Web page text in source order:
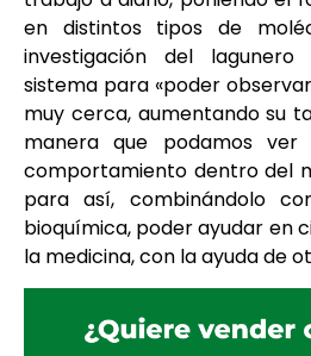
en distintos tipos de
investigación del
sistema para «poder
muy cerca, aumentando su
manera que podamos
comportamiento dentro del
para así, combinándolo
bioquímica, poder ayudar en
la medicina, con la ayuda de